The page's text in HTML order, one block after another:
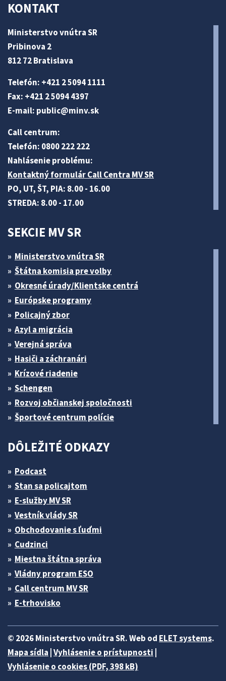
KONTAKT
Ministerstvo vnútra SR
Pribinova 2
812 72 Bratislava
Telefón: +421 2 5094 1111
Fax: +421 2 5094 4397
E-mail: public@minv.sk
Call centrum:
Telefón: 0800 222 222
Nahlásenie problému:
Kontaktný formulár Call Centra MV SR
PO, UT, ŠT, PIA: 8.00 - 16.00
STREDA: 8.00 - 17.00
SEKCIE MV SR
Ministerstvo vnútra SR
Štátna komisia pre volby
Okresné úrady/Klientske centrá
Európske programy
Policajný zbor
Azyl a migrácia
Verejná správa
Hasiči a záchranári
Krízové riadenie
Schengen
Rozvoj občianskej spoločnosti
Športové centrum polície
DÔLEŽITÉ ODKAZY
Podcast
Stan sa policajtom
E-služby MV SR
Vestník vlády SR
Obchodovanie s ľuďmi
Cudzinci
Miestna štátna správa
Vládny program ESO
Call centrum MV SR
E-trhovisko
© 2026 Ministerstvo vnútra SR. Web od ELET systems.
Mapa sídla Vyhlásenie o prístupnosti
Vyhlásenie o cookies (PDF, 398 kB)